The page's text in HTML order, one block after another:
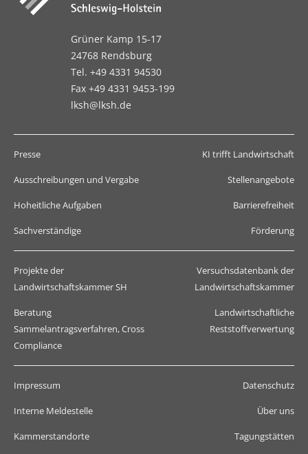
Grüner Kamp 15-17
24768 Rendsburg
Tel. +49 4331 94530
Fax +49 4331 9453-199
lksh@lksh.de
Presse KI trifft Landwirtschaft
Ausschreibungen und Vergabe Stellenangebote
Hoheitliche Aufgaben Barrierefreiheit
Sachverständige Förderung
Projekte der
Landwirtschaftskammer SH
Versuchsdatenbank der
Landwirtschaftskammer
Beratung
Sammelantragsverfahren, Cross
Compliance
Landwirtschaftliche
Reststoffverwertung
Impressum Datenschutz
Interne Meldestelle Über uns
Kammerstandorte Tagungstätten